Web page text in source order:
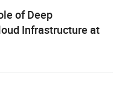
of Deep
Infrastructure at